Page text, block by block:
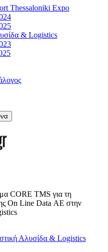
Thessaloniki Expo
& Logistics
CORE TMS για τη
On Line Data ΑΕ στην
Αλυσίδα & Logistics